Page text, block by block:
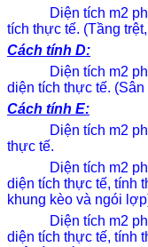
Diện tích m2 phần
tích thực tế. (Tầng
Cách tính D:
Diện tích m2 phần
diện tích thực tế.
Cách tính E:
Diện tích m2 phần
thực tế.
Diện tích m2 phần
diện tích thực tế, tính
khung kèo và ngói
Diện tích m2
diện tích thực tế, tính